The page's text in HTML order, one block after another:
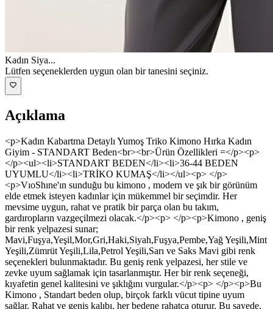
Kadın Siya...
Lütfen seçeneklerden uygun olan bir tanesini seçiniz.
Açıklama
<p>Kadın Kabartma Detaylı Yumoş Triko Kimono Hırka Kadın
Giyim - STANDART Beden<br><br>Ürün Özellikleri =</p><p>
</p><ul><li>STANDART BEDEN</li><li>36-44 BEDEN
UYUMLU</li><li>TRİKO KUMAŞ</li></ul><p> </p>
<p>VıoShıne'ın sunduğu bu kimono , modern ve şık bir görünüm
elde etmek isteyen kadınlar için mükemmel bir seçimdir. Her
mevsime uygun, rahat ve pratik bir parça olan bu takım,
gardıropların vazgeçilmezi olacak.</p><p> </p><p>Kimono , geniş
bir renk yelpazesi sunar;
Mavi,Fuşya,Yeşil,Mor,Gri,Haki,Siyah,Fuşya,Pembe,Yağ Yeşili,Mint
Yeşili,Zümrüt Yeşili,Lila,Petrol Yeşili,Sarı ve Saks Mavi gibi renk
seçenekleri bulunmaktadır. Bu geniş renk yelpazesi, her stile ve
zevke uyum sağlamak için tasarlanmıştır. Her bir renk seçeneği,
kıyafetin genel kalitesini ve şıklığını vurgular.</p><p> </p><p>Bu
Kimono , Standart beden olup, birçok farklı vücut tipine uyum
sağlar. Rahat ve geniş kalıbı, her bedene rahatça oturur. Bu sayede,